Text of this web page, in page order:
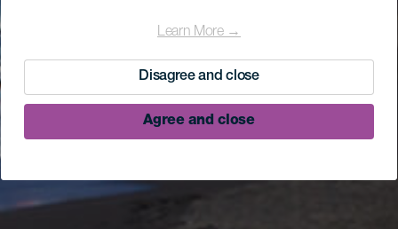
Learn More →
Disagree and close
Agree and close